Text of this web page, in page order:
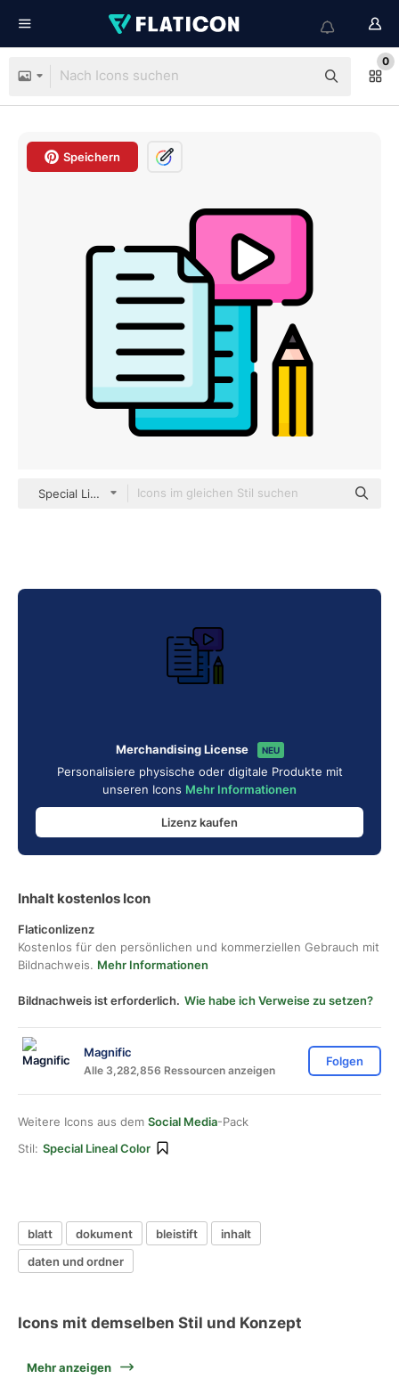
0
Speichern
Special Lineal color
Merchandising License NEU
Personalisiere physische oder digitale Produkte mit
unseren Icons Mehr Informationen
Lizenz kaufen
Inhalt kostenlos Icon
Flaticonlizenz
Kostenlos für den persönlichen und kommerziellen Gebrauch mit
Bildnachweis. Mehr Informationen
Bildnachweis ist erforderlich. Wie habe ich Verweise zu setzen?
Magnific
Alle 3,282,856 Ressourcen anzeigen
Folgen
Weitere Icons aus dem Social Media-Pack
Stil: Special Lineal Color
blatt dokument bleistift
inhalt
daten und ordner
Icons mit demselben Stil und Konzept
Mehr anzeigen